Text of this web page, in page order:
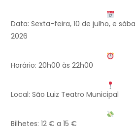
Data: Sexta-feira, 10 de julho, e
2026
Horário: 20h00 às 22h00
Local: São Luiz Teatro Municipal
Bilhetes: 12 € a 15 €